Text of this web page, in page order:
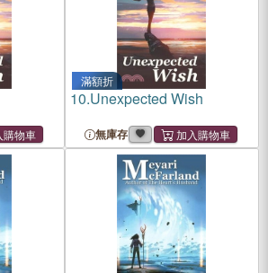
滿額折
10.Unexpected Wish
無庫存